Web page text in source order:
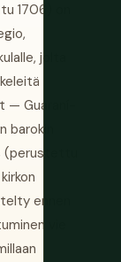
1706) on
jolta
Guaraní-
ennen
vie